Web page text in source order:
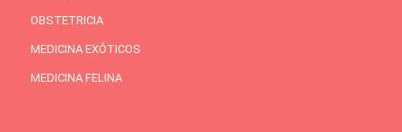
OBSTETRICIA
MEDICINA EXÓTICOS
MEDICINA FELINA